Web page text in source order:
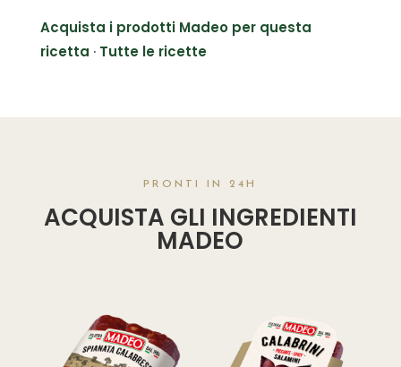
Acquista i prodotti Madeo per questa
ricetta · Tutte le ricette
PRONTI IN 24H
ACQUISTA GLI INGREDIENTI
MADEO